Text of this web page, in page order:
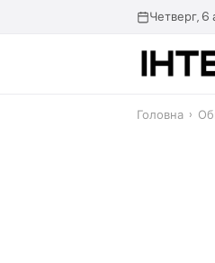
Четверг, 6
Головна ›